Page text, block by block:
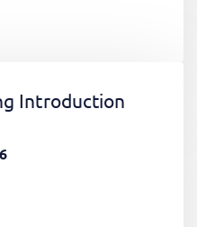
Introduction